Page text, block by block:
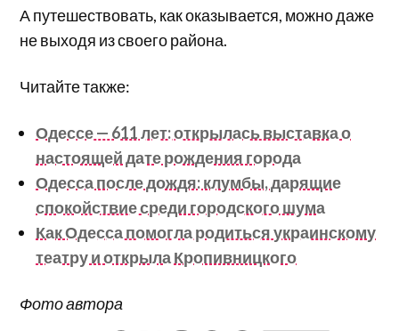
А путешествовать, как оказывается, можно даже
не выходя из своего района.
Читайте также:
Одессе — 611 лет: открылась выставка о
настоящей дате рождения города
Одесса после дождя: клумбы, дарящие
спокойствие среди городского шума
Как Одесса помогла родиться украинскому
театру и открыла Кропивницкого
Фото автора